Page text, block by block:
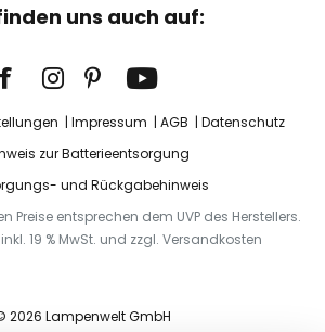
uns auch auf:
Impressum AGB
Datenschutz
zur Batterieentsorgung
und Rückgabehinweis
Preise entsprechen dem UVP des Herstellers.
19 % MwSt. und zzgl. Versandkosten
2026 Lampenwelt GmbH